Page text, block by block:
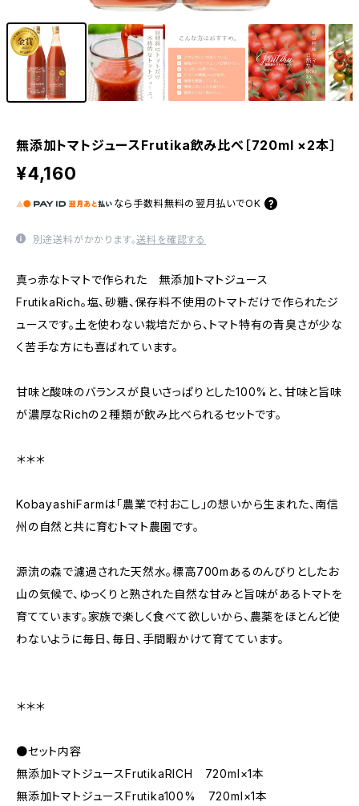
無添加トマトジュースFrutika飲み比べ［720ml ×2本］
¥4,160
なら 手数料無料の 翌月払いでOK
別途送料がかかります。送料を確認する
真っ赤なトマトで作られた 無添加トマトジュース
FrutikaRich。塩、砂糖、保存料不使用のトマトだけで作られたジ
ュースです。土を使わない栽培だから、トマト特有の青臭さが少な
く苦手な方にも喜ばれています。
甘味と酸味のバランスが良いさっぱりとした100%と、甘味と旨味
が濃厚なRichの２種類が飲み比べられるセットです。
＊＊＊
KobayashiFarmは「農業で村おこし」の想いから生まれた、南信
州の自然と共に育むトマト農園です。
源流の森で濾過された天然水。標高700mあるのんびりとしたお
山の気候で、ゆっくりと熟された自然な甘みと旨味があるトマトを
育てています。家族で楽しく食べて欲しいから、農薬をほとんど使
わないように毎日、毎日、手間暇かけて育てています。
＊＊＊
●セット内容
無添加トマトジュースFrutikaRICH 720ml×1本
無添加トマトジュースFrutika100% 720ml×1本